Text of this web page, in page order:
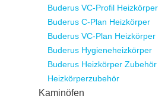
Buderus VC-Profil Heizkörper
Buderus C-Plan Heizkörper
Buderus VC-Plan Heizkörper
Buderus Hygieneheizkörper
Buderus Heizkörper Zubehör
Heizkörperzubehör
Kaminöfen